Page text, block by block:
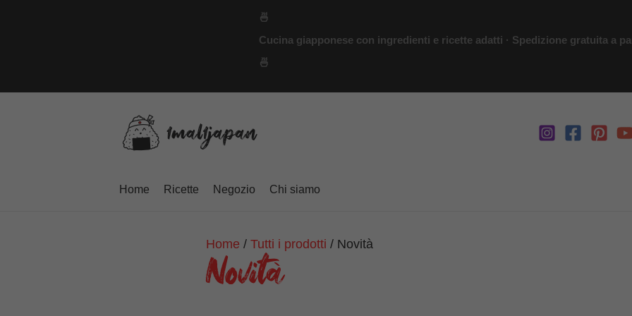
🍜
Cucina giapponese con ingredienti e ricette adatti · Spedizione gratuita a
🍜
Home Ricette Negozio Chi siamo
Home / Tutti i prodotti / Novità
Novità